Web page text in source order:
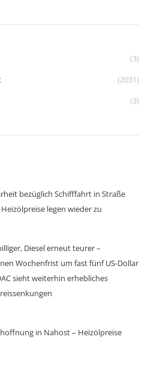
(3)
(2031)
(3)
bezüglich Schifffahrt in Straße
legen wieder zu
Diesel erneut teurer –
Wochenfrist um fast fünf US-Dollar
sieht weiterhin erhebliches
in Nahost – Heizölpreise